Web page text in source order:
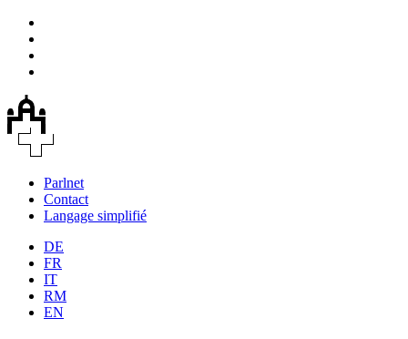
Parlnet
Contact
Langage simplifié
DE
FR
IT
RM
EN